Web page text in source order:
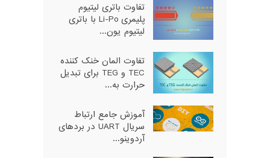
تفاوت باتری لیتیوم
پلیمری Li-Po با باتری
لیتیوم یون...
تفاوت المان خنک کننده
TEC و TEG برای تبدیل
حرارت به...
آموزش جامع ارتباط
سریال UART در بردهای
آردوینو...